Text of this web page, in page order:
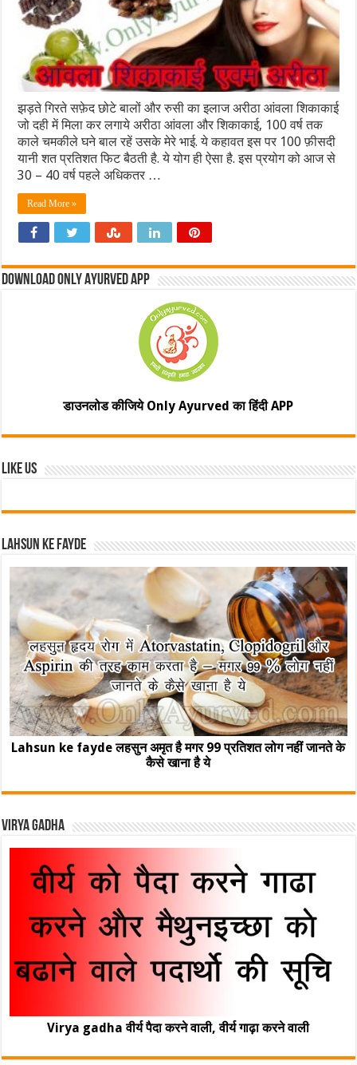
झड़ते गिरते सफ़ेद छोटे बालों और रुसी का इलाज अरीठा आंवला शिकाकाई
जो दही में मिला कर लगाये अरीठा आंवला और शिकाकाई, 100 वर्ष तक
काले चमकीले घने बाल रहें उसके मेरे भाई. ये कहावत इस पर 100 फ़ीसदी
यानी शत प्रतिशत फिट बैठती है. ये योग ही ऐसा है. इस प्रयोग को आज से
30 – 40 वर्ष पहले अधिकतर …
Read More »
Download Only Ayurved App
डाउनलोड कीजिये Only Ayurved का हिंदी APP
Like Us
Lahsun ke fayde
Lahsun ke fayde लहसुन अमृत है मगर 99 प्रतिशत लोग नहीं जानते के
कैसे खाना है ये
Virya Gadha
Virya gadha वीर्य पैदा करने वाली, वीर्य गाढ़ा करने वाली